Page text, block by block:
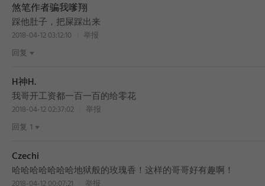
煞笔作者骗我嗲翔
踩他肚子，把屎踩出来
2018-04-12 03:12:10
举报
回复
H神H.
我哥开工资都一百一百的给零花
2018-04-12 02:37:02
举报
回复 1
Czechi
哈哈哈哈哈哈哈地狱般的玫瑰香！这样的哥哥好有趣啊！